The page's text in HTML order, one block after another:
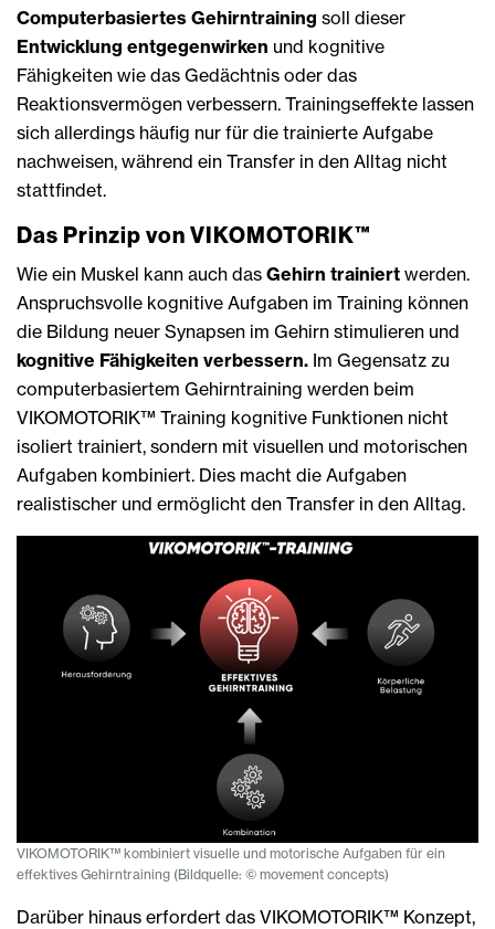
Computerbasiertes Gehirntraining soll dieser
Entwicklung entgegenwirken und kognitive
Fähigkeiten wie das Gedächtnis oder das
Reaktionsvermögen verbessern. Trainingseffekte lassen
sich allerdings häufig nur für die trainierte Aufgabe
nachweisen, während ein Transfer in den Alltag nicht
stattfindet.
Das Prinzip von VIKOMOTORIK™
Wie ein Muskel kann auch das Gehirn trainiert werden.
Anspruchsvolle kognitive Aufgaben im Training können
die Bildung neuer Synapsen im Gehirn stimulieren und
kognitive Fähigkeiten verbessern. Im Gegensatz zu
computerbasiertem Gehirntraining werden beim
VIKOMOTORIK™ Training kognitive Funktionen nicht
isoliert trainiert, sondern mit visuellen und motorischen
Aufgaben kombiniert. Dies macht die Aufgaben
realistischer und ermöglicht den Transfer in den Alltag.
VIKOMOTORIK™ kombiniert visuelle und motorische Aufgaben für ein
effektives Gehirntraining (Bildquelle: © movement concepts)
Darüber hinaus erfordert das VIKOMOTORIK™ Konzept,